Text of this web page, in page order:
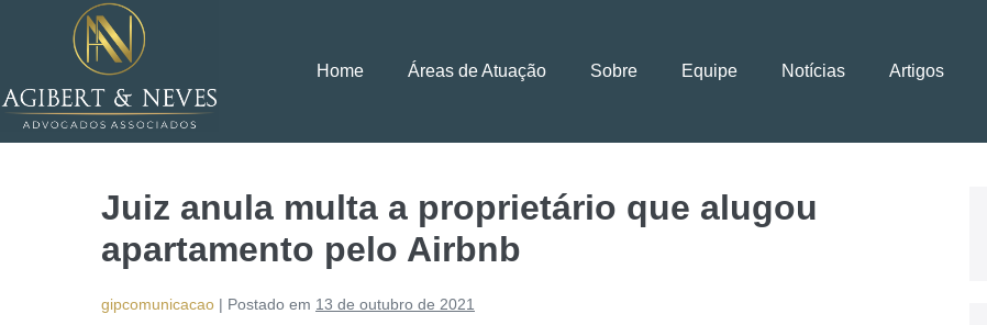
Home Áreas de Atuação Sobre Equipe Notícias Artigos
Juiz anula multa a proprietário que alugou
apartamento pelo Airbnb
gipcomunicacao | Postado em 13 de outubro de 2021